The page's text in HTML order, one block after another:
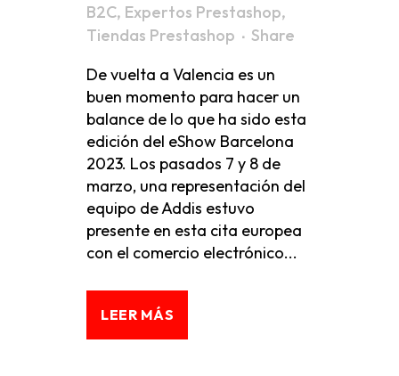
B2C, Expertos Prestashop,
Tiendas Prestashop
Share
De vuelta a Valencia es un
buen momento para hacer un
balance de lo que ha sido esta
edición del eShow Barcelona
2023. Los pasados 7 y 8 de
marzo, una representación del
equipo de Addis estuvo
presente en esta cita europea
con el comercio electrónico...
LEER MÁS